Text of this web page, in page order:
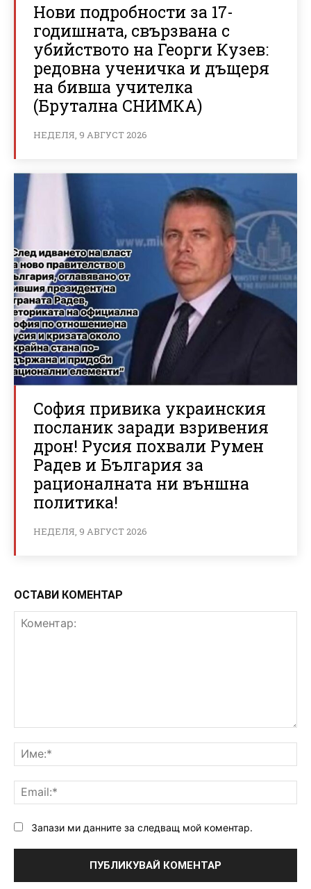
Нови подробности за 17-
годишната, свързвана с
убийството на Георги Кузев:
редовна ученичка и дъщеря
на бивша учителка
(Брутална СНИМКА)
НЕДЕЛЯ, 9 АВГУСТ 2026
София привика украинския
посланик заради взривения
дрон! Русия похвали Румен
Радев и България за
рационалната ни външна
политика!
НЕДЕЛЯ, 9 АВГУСТ 2026
ОСТАВИ КОМЕНТАР
Запази ми данните за следващ мой коментар.